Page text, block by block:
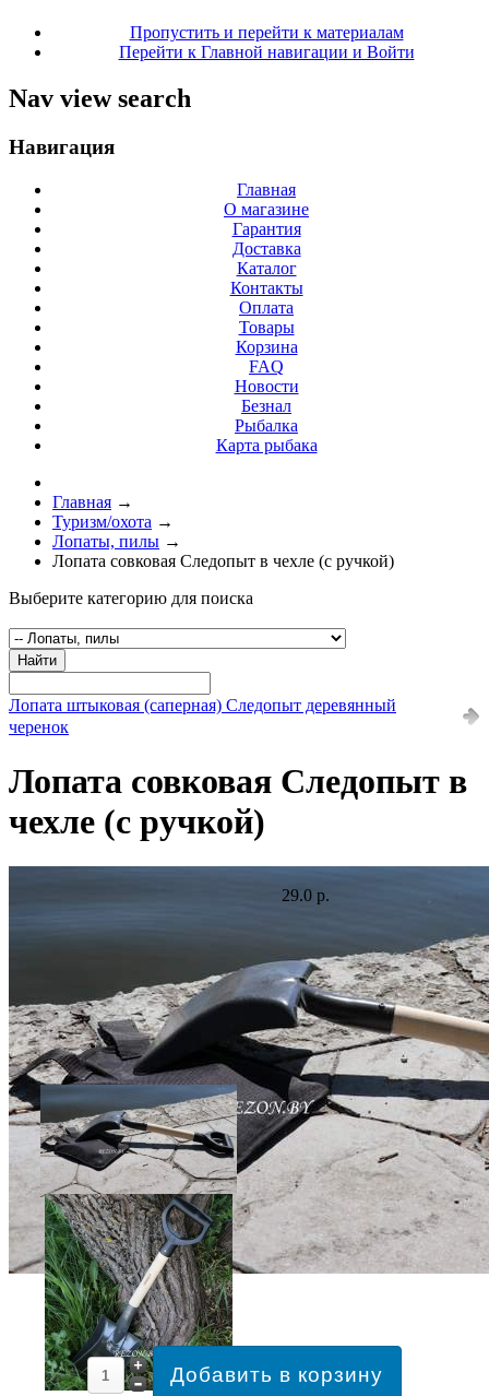
Пропустить и перейти к материалам
Перейти к Главной навигации и Войти
Nav view search
Навигация
Главная
О магазине
Гарантия
Доставка
Каталог
Контакты
Оплата
Товары
Корзина
FAQ
Новости
Безнал
Рыбалка
Карта рыбака
Главная →
Туризм/охота →
Лопаты, пилы →
Лопата совковая Следопыт в чехле (с ручкой)
Выберите категорию для поиска
Найти
Лопата штыковая (саперная) Следопыт деревянный
черенок
Лопата совковая Следопыт в
чехле (с ручкой)
29.0 р.